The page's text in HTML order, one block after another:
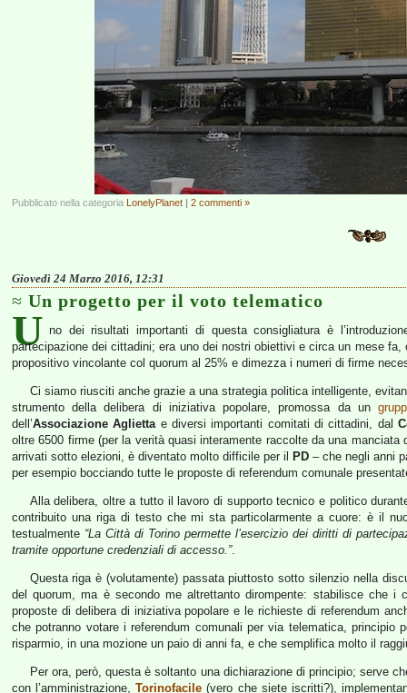
Pubblicato nella categoria LonelyPlanet | 2 commenti »
Giovedì 24 Marzo 2016, 12:31
Un progetto per il voto telematico
U no dei risultati importanti di questa consigliatura è
partecipazione dei cittadini; era uno dei nostri obiettivi e circa un mese fa,
propositivo vincolante col quorum al 25% e dimezza i numeri di firme
Ci siamo riusciti anche grazie a una strategia politica intelligente,
strumento della delibera di iniziativa popolare, promossa da un
dell’Associazione Agliettae diversi importanti comitati di cittadini, dal
oltre 6500 firme (per la verità quasi interamente raccolte da una
arrivati sotto elezioni, è diventato molto difficile per il
PD – che negli anni
per esempio bocciando tutte le proposte di referendum comunale
Alla delibera, oltre a tutto il lavoro di supporto tecnico e politico
contribuito una riga di testo che mi sta particolarmente a cuore: è il
testualmente “La Città di Torino permette l’esercizio dei diritti di
tramite opportune credenziali di accesso.”.
Questa riga è (volutamente) passata piuttosto sotto silenzio nella
del quorum, ma è secondo me altrettanto dirompente: stabilisce che
proposte di delibera di iniziativa popolare e le richieste di referendum
che potranno votare i referendum comunali per via telematica,
risparmio, in una mozione un paio di anni fa, e che semplifica molto il
Per ora, però, questa è soltanto una dichiarazione di principio; serve
con l’amministrazione,Torinofacile (vero che siete iscritti?),